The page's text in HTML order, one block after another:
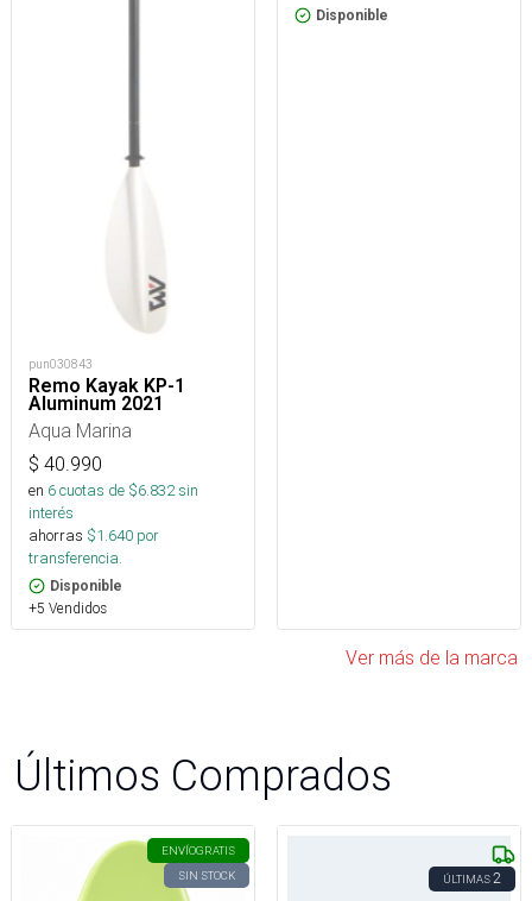
pun030843
Remo Kayak KP-1
Aluminum 2021
Aqua Marina
$ 40.990
en 6cuotas de $6.832sin
interés
ahorras $1.640 por
transferencia.
Disponible
+5 Vendidos
Disponible
Ver más de la marca
Últimos Comprados
ENVÍOGRATIS
SIN STOCK
ÚLTIMAS2